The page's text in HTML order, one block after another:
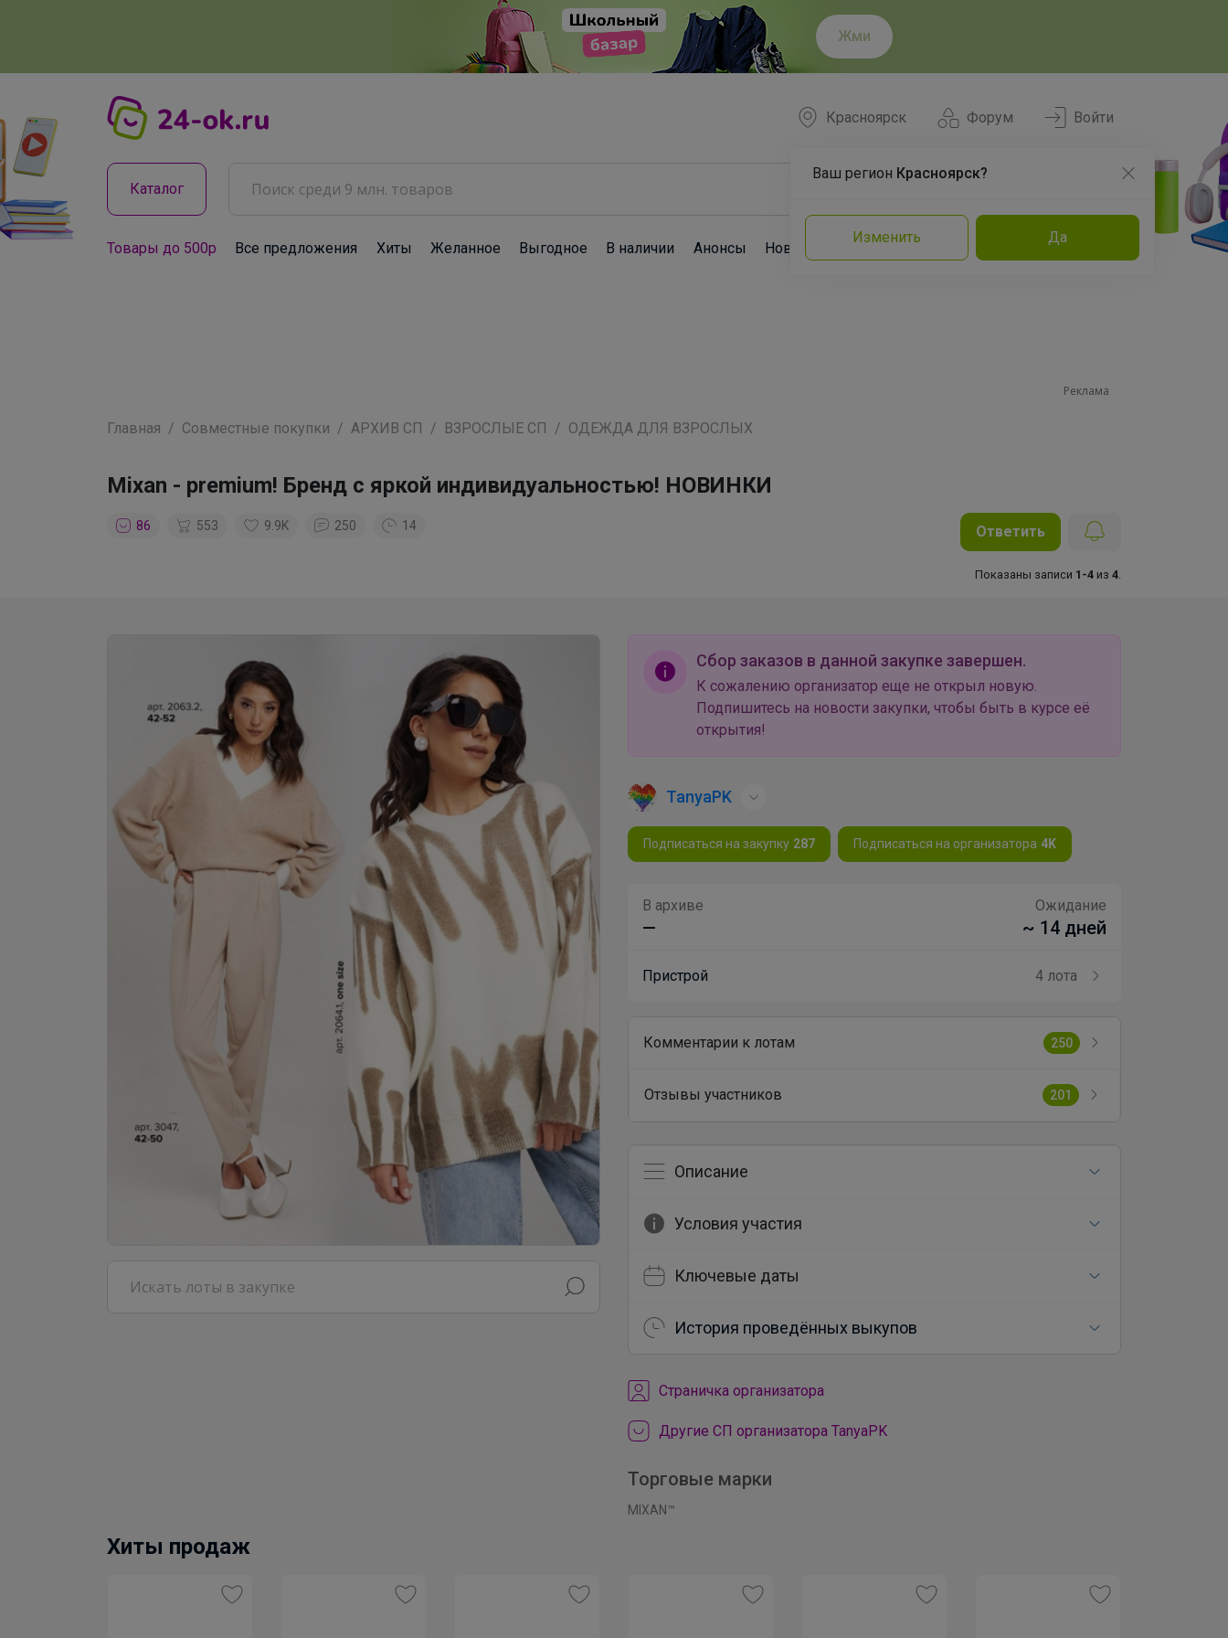
Жми
Форум
Красноярск
Ваш регион Красноярск?
Изменить Да
Войти
Каталог
Товары до 500р Все предложения Хиты Желанное Выгодное В наличии Анонсы Новости Команда Эксперты
Реклама
Главная Совместные покупки АРХИВ СП ВЗРОСЛЫЕ СП ОДЕЖДА ДЛЯ ВЗРОСЛЫХ
Mixan - premium! Бренд с яркой индивидуальностью! НОВИНКИ
86 553 9.9K 250 14 Ответить
Показаны записи 1-4 из 4
Сбор заказов в данной закупке завершен.
К сожалению организатор еще не открыл новую.
Подпишитесь на новости закупки, чтобы быть в курсе её
открытия!
TanyaPK
Подписаться на закупку 287 Подписаться на организатора 4K
В архиве
—
Ожидание
~ 14 дней
Пристрой 4 лота
Комментарии к лотам 250
Отзывы участников 201
Описание
Условия участия
Ключевые даты
История проведённых выкупов
Cтраничка организатора
Другие СП организатора TanyaPK
Торговые марки
MIXAN™
Хиты продаж